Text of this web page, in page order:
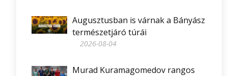
Augusztusban is várnak a Bányász
természetjáró túrái
2026-08-04
Murad Kuramagomedov rangos